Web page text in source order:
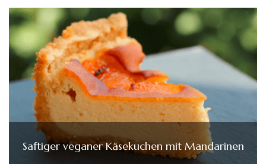
Saftiger veganer Käsekuchen mit Mandarinen